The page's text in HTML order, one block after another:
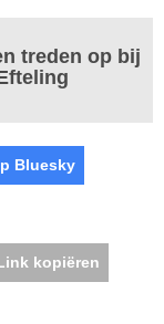
treden op bij
Bluesky
kopiëren